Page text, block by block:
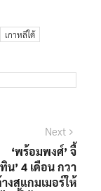
เกาหลีใต้
Next
post:
‘พร้อมพงศ์’ จี้
น’ 4 เดือน กวา
งสแกมเมอร์ให้